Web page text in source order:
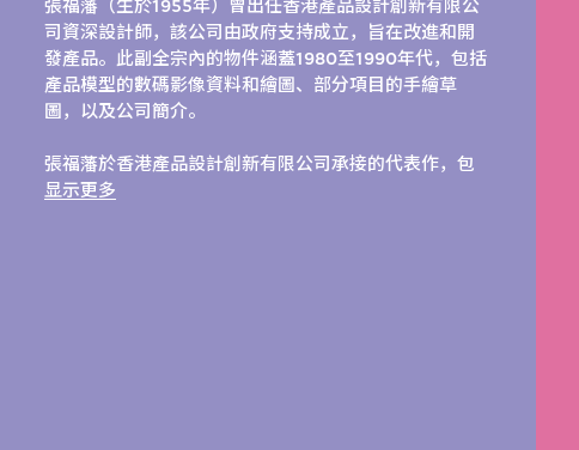
張福藩（生於1955年）曾出任香港產品設計創新有限公
司資深設計師，該公司由政府支持成立，旨在改進和開
發產品。此副全宗內的物件涵蓋1980至1990年代，包括
產品模型的數碼影像資料和繪圖、部分項目的手繪草
圖，以及公司簡介。
張福藩於香港產品設計創新有限公司承接的代表作，包
括該公司的實驗項目收音錄音機；為依利安達國際集團
显示更多